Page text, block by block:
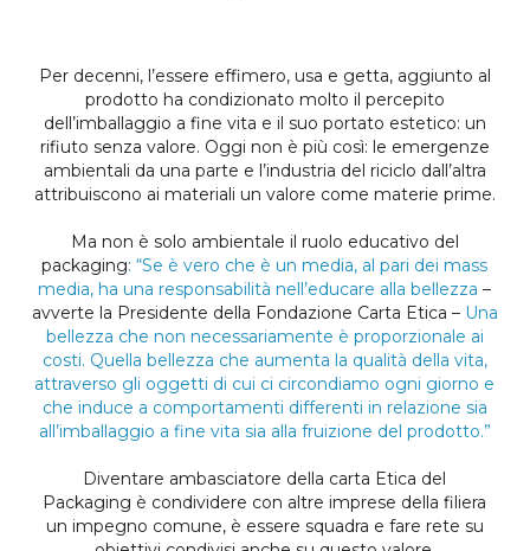
Per decenni, l’essere effimero, usa e getta, aggiunto al
prodotto ha condizionato molto il percepito
dell’imballaggio a fine vita e il suo portato estetico: un
rifiuto senza valore. Oggi non è più così: le emergenze
ambientali da una parte e l’industria del riciclo dall’altra
attribuiscono ai materiali un valore come materie prime.
Ma non è solo ambientale il ruolo educativo del
packaging: “Se è vero che è un media, al pari dei mass
media, ha una responsabilità nell’educare alla bellezza–
avverte la Presidente della Fondazione Carta Etica ­–Una
bellezza che non necessariamente è proporzionale ai
costi. Quella bellezza che aumenta la qualità della vita,
attraverso gli oggetti di cui ci circondiamo ogni giorno e
che induce a comportamenti differenti in relazione sia
all’imballaggio a fine vita sia alla fruizione del prodotto.”
Diventare ambasciatore della carta Etica del
Packaging è condividere con altre imprese della filiera
un impegno comune, è essere squadra e fare rete su